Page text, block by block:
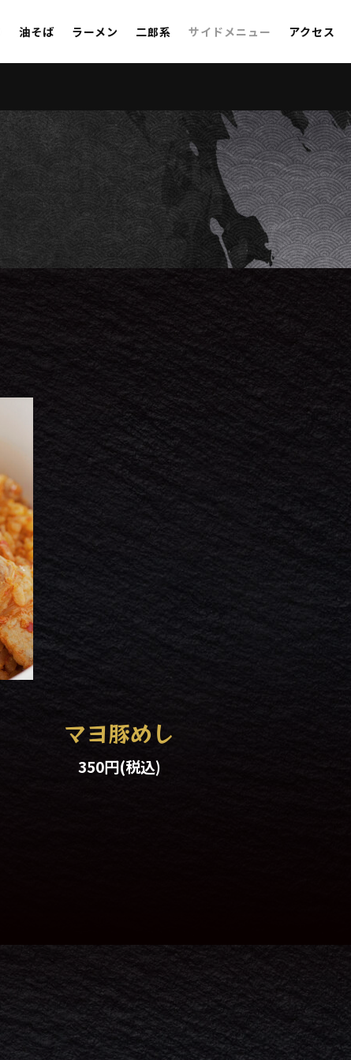
油そば ラーメン 二郎系 サイドメニュー アクセス
マヨ豚めし
350円(税込)